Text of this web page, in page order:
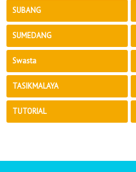
SUBANG
SUMEDANG
Swasta
TASIKMALAYA
TUTORIAL